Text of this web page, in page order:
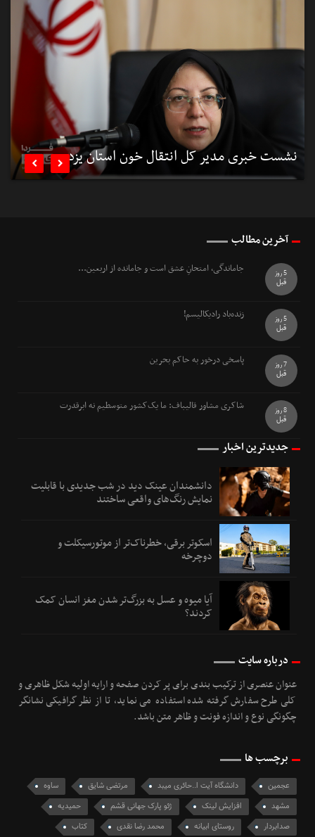
نشست خبری مدیر کل انتقال خون استان یزد  
آخرین مطالب
جاماندگی، امتحانِ عشق است و جامانده از اربعین...
5 روز
قبل
زنده‌باد رادیکالیسم!
5 روز
قبل
پاسخی درخور به حاکم بحرین
7 روز
قبل
شاکری مشاور قالیباف: ما یک‌کشور متوسطیم نه ابرقدرت
8 روز
قبل
جدیدترین اخبار
دانشمندان عینک دید در شب جدیدی با قابلیت
نمایش رنگ‌های واقعی ساختند
اسکوتر برقی، خطرناک‌تر از موتورسیکلت و
دوچرخه
آیا میوه و عسل به بزرگ‌تر شدن مغز انسان کمک
کردند؟
درباره سایت
عنوان عنصری از ترکیب بندی برای پر کردن صفحه و ارایه اولیه شکل ظاهری و
کلی طرح سفارش گرفته شده استفاده می نماید، تا از نظر گرافیکی نشانگر
چگونگی نوع و اندازه فونت و ظاهر متن باشد.
برچسب ها
عجمین دانشگاه آیت ا..حائری میبد مرتضی شایق
ساوه
مشهد
افزایش لینک ژئو پارک جهانی قشم
حمیدیه
صدابردار
روستای ابیانه محمد رضا نقدی کتاب